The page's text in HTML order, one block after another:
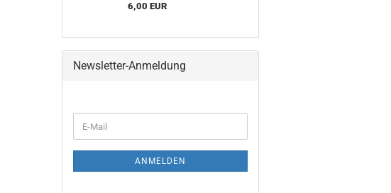
6,00 EUR
Newsletter-Anmeldung
ZUR
E-
Mail
ANMELDEN